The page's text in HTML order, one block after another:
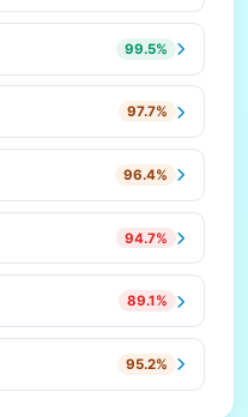
99.5%
97.7%
96.4%
94.7%
89.1%
95.2%